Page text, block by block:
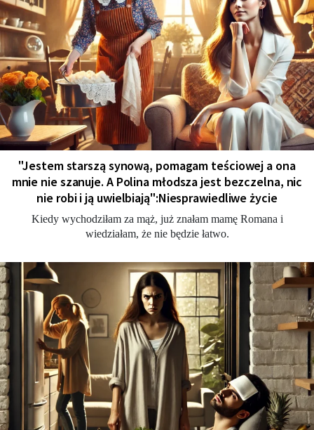
"Jestem starszą synową, pomagam teściowej a ona
mnie nie szanuje. A Polina młodsza jest bezczelna, nic
nie robi i ją uwielbiają":Niesprawiedliwe życie
Kiedy wychodziłam za mąż, już znałam mamę Romana i
wiedziałam, że nie będzie łatwo.